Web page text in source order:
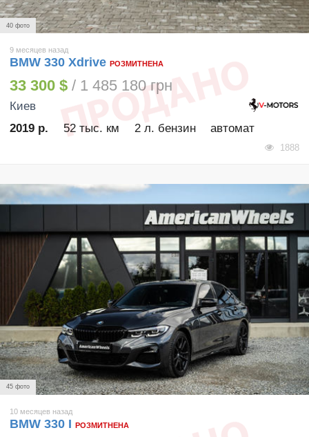
40 фото
9 месяцев назад
BMW 330 Xdrive РОЗМИТНЕНА
33 300 $ / 1 485 180 грн
Киев
2019 р.
52 тыс. км 2 л. бензин автомат
1888
45 фото
10 месяцев назад
BMW 330 I РОЗМИТНЕНА